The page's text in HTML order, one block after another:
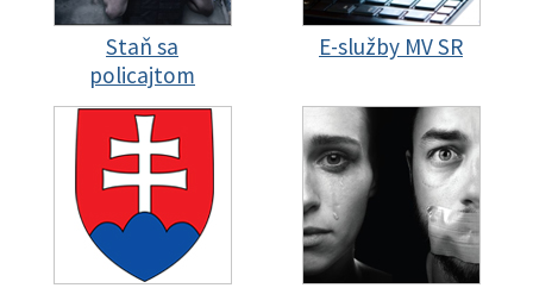
Staň sa
policajtom
E-služby MV SR